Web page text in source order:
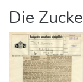
Statistics
About us
Die